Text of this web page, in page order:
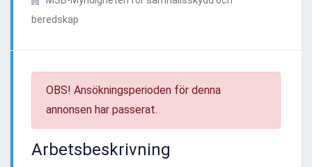
beredskap
OBS! Ansökningsperioden för denna
annonsen har passerat.
Arbetsbeskrivning